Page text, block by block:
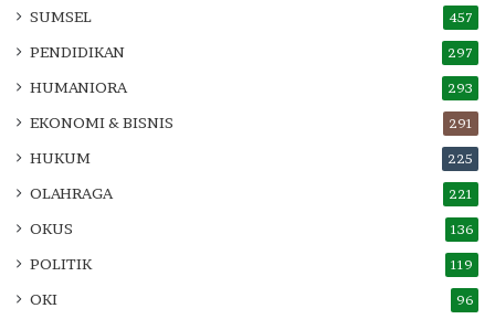
SUMSEL 457
PENDIDIKAN 297
HUMANIORA 293
EKONOMI & BISNIS 291
HUKUM 225
OLAHRAGA 221
OKUS 136
POLITIK 119
OKI 96